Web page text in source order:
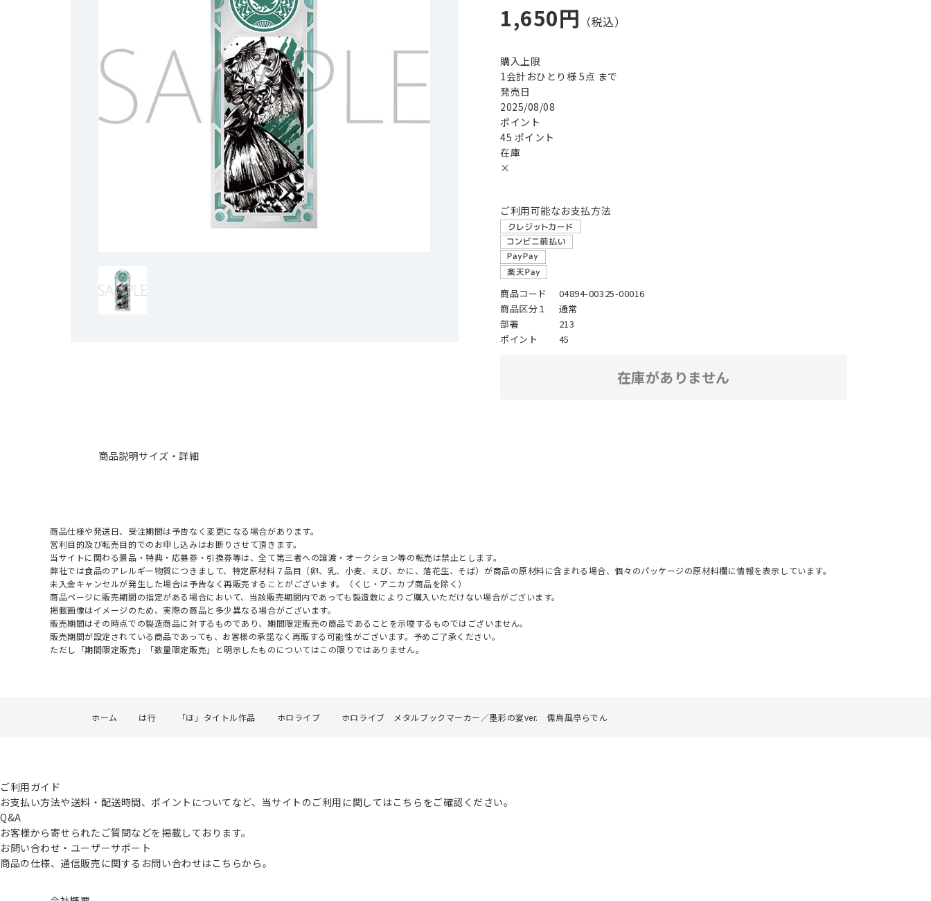
1,650円
購入上限
1会計おひとり様 5点 まで
発売日
2025/08/08
ポイント
45 ポイント
在庫
×
ご利用可能なお支払方法
商品コード
04894-00325-00016
商品区分１
通常
部署
213
ポイント
45
在庫がありません
商品説明サイズ・詳細
商品仕様や発送日、受注期間は予告なく変更になる場合があります。
営利目的及び転売目的でのお申し込みはお断りさせて頂きます。
当サイトに関わる景品・特典・応募券・引換券等は、全て第三者への譲渡・オークション等の転売は禁止とします。
弊社では食品のアレルギー物質につきまして、特定原材料７品目（卵、乳、小麦、えび、かに、落花生、そば）が商品の原材料に含まれる場合、個々のパッケージの原材料欄に情報を表示しています。
未入金キャンセルが発生した場合は予告なく再販売することがございます。（くじ・アニカプ商品を除く）
商品ページに販売期間の指定がある場合において、当該販売期間内であっても製造数によりご購入いただけない場合がございます。
掲載画像はイメージのため、実際の商品と多少異なる場合がございます。
販売期間はその時点での製造商品に対するものであり、期間限定販売の商品であることを示唆するものではございません。
販売期間が設定されている商品であっても、お客様の承諾なく再販する可能性がございます。予めご了承ください。
ただし「期間限定販売」「数量限定販売」と明示したものについてはこの限りではありません。
ホーム は行 「ほ」タイトル作品 ホロライブ ホロライブ メタルブックマーカー／墨彩の宴ver. 儒烏風亭らでん
ご利用ガイド
お支払い方法や送料・配送時間、ポイントについてなど、当サイトのご利用に関してはこちらをご確認ください。
Q&A
お客様から寄せられたご質問などを掲載しております。
お問い合わせ・ユーザーサポート
商品の仕様、通信販売に関するお問い合わせはこちらから。